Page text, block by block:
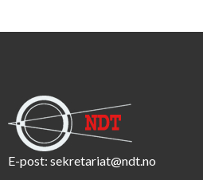
E-post: sekretariat@ndt.no